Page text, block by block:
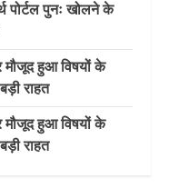
पोर्टल पुनः खोलने के
मौजूद हुआ विषयों के
राहत
मौजूद हुआ विषयों के
राहत